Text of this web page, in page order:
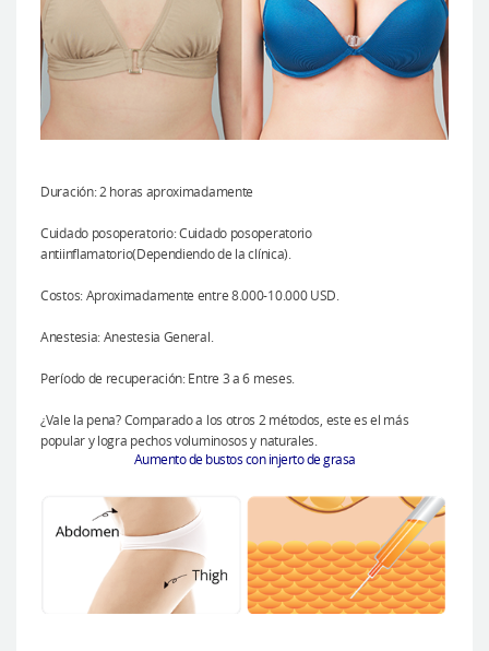
Duración: 2 horas aproximadamente
Cuidado posoperatorio: Cuidado posoperatorio
antiinflamatorio(Dependiendo de la clínica).
Costos: Aproximadamente entre 8.000-10.000 USD.
Anestesia: Anestesia General.
Período de recuperación: Entre 3 a 6 meses.
¿Vale la pena? Comparado a los otros 2 métodos, este es el más
popular y logra pechos voluminosos y naturales.
Aumento de bustos con injerto de grasa